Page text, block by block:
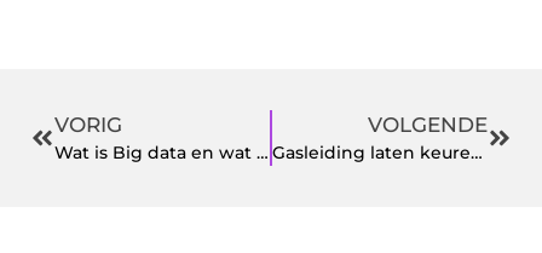
VORIG
Wat is Big data en wat zijn de voordelen?
VOLGENDE
Gasleiding laten keuren: een noodzaak voor veiligheid